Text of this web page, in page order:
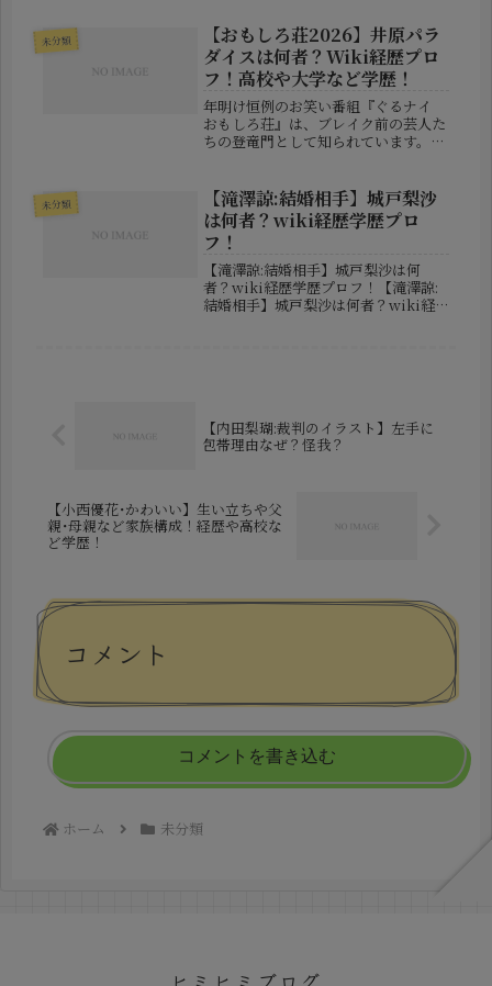
馬が身近にいる環境”で過ごしてきた
人物とされています。この時点で...
未分類
【おもしろ荘2026】井原パラ
ダイスは何者？Wiki経歴プロ
フ！高校や大学など学歴！
年明け恒例のお笑い番組『ぐるナイ
おもしろ荘』は、ブレイク前の芸人た
ちの登竜門として知られています。
**4人組の異色ユニット「井原パラダ
イス」**です。「え？ コンビじゃな...
未分類
【滝澤諒:結婚相手】城戸梨沙
は何者？wiki経歴学歴プロ
フ！
【滝澤諒:結婚相手】城戸梨沙は何
者？wiki経歴学歴プロフ！【滝澤諒:
結婚相手】城戸梨沙は何者？wiki経
【内田梨瑚:裁判のイラスト】左手に
包帯理由なぜ？怪我？
【小西優花･かわいい】生い立ちや父
親･母親など家族構成！経歴や高校な
ど学歴！
コメント
コメントを書き込む
ホーム 未分類